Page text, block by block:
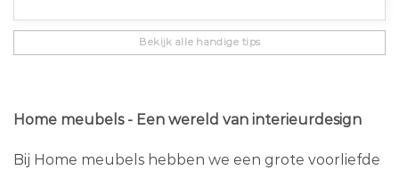
Bekijk alle handige tips
Home meubels - Een wereld van interieurdesign
Bij Home meubels hebben we een grote voorliefde